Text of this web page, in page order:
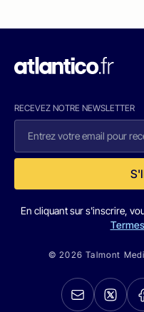
RECEVEZ NOTRE NEWSLETTER
En cliquant sur s'inscrire,
© 2026 Talmont